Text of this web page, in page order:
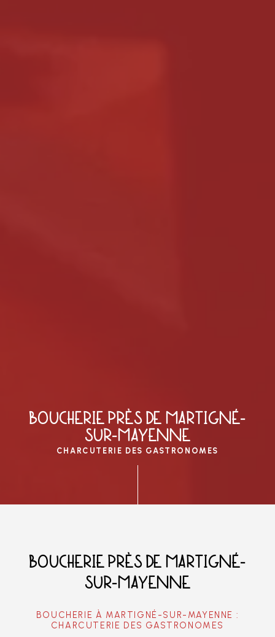
BOUCHERIE PRÈS DE MARTIGNÉ-
SUR-MAYENNE
CHARCUTERIE DES GASTRONOMES
BOUCHERIE PRÈS DE MARTIGNÉ-
SUR-MAYENNE
BOUCHERIE À MARTIGNÉ-SUR-MAYENNE :
CHARCUTERIE DES GASTRONOMES